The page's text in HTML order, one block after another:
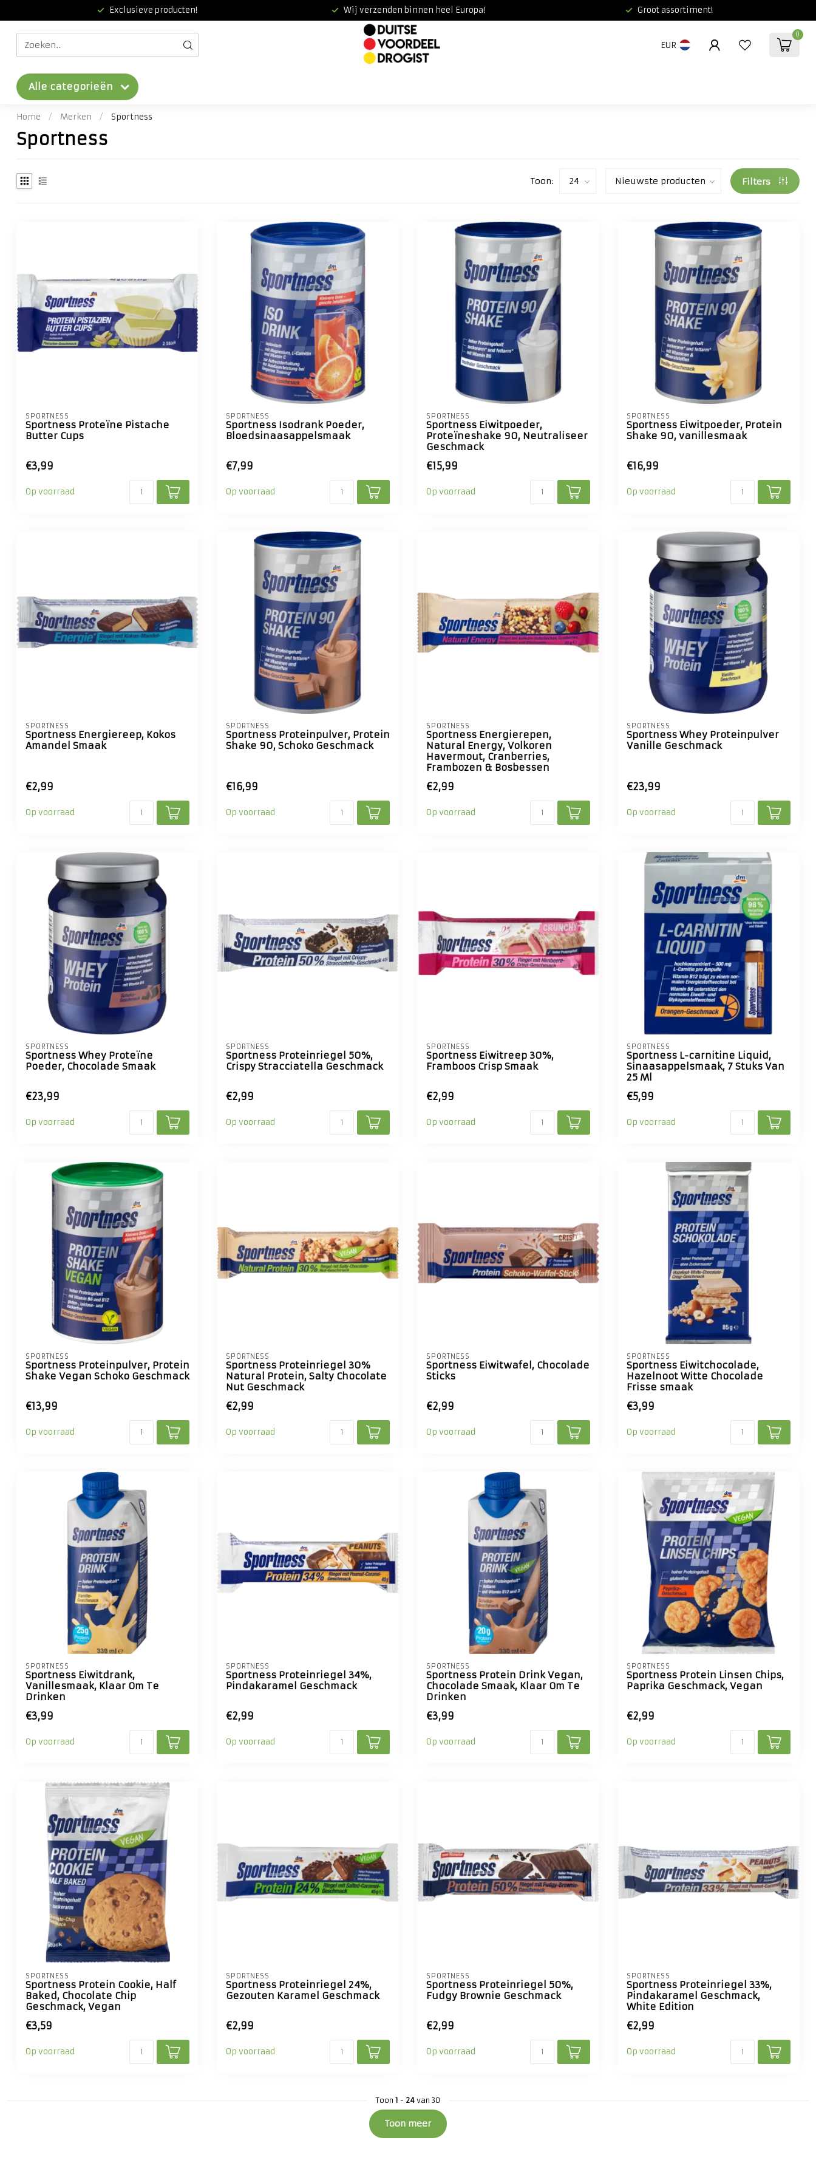
Exclusieve producten! Wij verzenden binnen heel Europa! Groot assortiment!
EUR
0
Alle categorieën
Home / Merken / Sportness
Sportness
Toon: Filters
SPORTNESS
Sportness Proteïne Pistache
Butter Cups
€3,99
Op voorraad
SPORTNESS
Sportness Isodrank Poeder,
Bloedsinaasappelsmaak
€7,99
Op voorraad
SPORTNESS
Sportness Eiwitpoeder,
Proteïneshake 90, Neutraliseer
Geschmack
€15,99
Op voorraad
SPORTNESS
Sportness Eiwitpoeder, Protein
Shake 90, vanillesmaak
€16,99
Op voorraad
SPORTNESS
Sportness Energiereep, Kokos
Amandel Smaak
€2,99
Op voorraad
SPORTNESS
Sportness Proteinpulver, Protein
Shake 90, Schoko Geschmack
€16,99
Op voorraad
SPORTNESS
Sportness Energierepen,
Natural Energy, Volkoren
Havermout, Cranberries,
Frambozen & Bosbessen
€2,99
Op voorraad
SPORTNESS
Sportness Whey Proteinpulver
Vanille Geschmack
€23,99
Op voorraad
SPORTNESS
Sportness Whey Proteïne
Poeder, Chocolade Smaak
€23,99
Op voorraad
SPORTNESS
Sportness Proteinriegel 50%,
Crispy Stracciatella Geschmack
€2,99
Op voorraad
SPORTNESS
Sportness Eiwitreep 30%,
Framboos Crisp Smaak
€2,99
Op voorraad
SPORTNESS
Sportness L-carnitine Liquid,
Sinaasappelsmaak, 7 Stuks Van
25 Ml
€5,99
Op voorraad
SPORTNESS
Sportness Proteinpulver, Protein
Shake Vegan Schoko Geschmack
€13,99
Op voorraad
SPORTNESS
Sportness Proteinriegel 30%
Natural Protein, Salty Chocolate
Nut Geschmack
€2,99
Op voorraad
SPORTNESS
Sportness Eiwitwafel, Chocolade
Sticks
€2,99
Op voorraad
SPORTNESS
Sportness Eiwitchocolade,
Hazelnoot Witte Chocolade
Frisse smaak
€3,99
Op voorraad
SPORTNESS
Sportness Eiwitdrank,
Vanillesmaak, Klaar Om Te
Drinken
€3,99
Op voorraad
SPORTNESS
Sportness Proteinriegel 34%,
Pindakaramel Geschmack
€2,99
Op voorraad
SPORTNESS
Sportness Protein Drink Vegan,
Chocolade Smaak, Klaar Om Te
Drinken
€3,99
Op voorraad
SPORTNESS
Sportness Protein Linsen Chips,
Paprika Geschmack, Vegan
€2,99
Op voorraad
SPORTNESS
Sportness Protein Cookie, Half
Baked, Chocolate Chip
Geschmack, Vegan
€3,59
Op voorraad
SPORTNESS
Sportness Proteinriegel 24%,
Gezouten Karamel Geschmack
€2,99
Op voorraad
SPORTNESS
Sportness Proteinriegel 50%,
Fudgy Brownie Geschmack
€2,99
Op voorraad
SPORTNESS
Sportness Proteinriegel 33%,
Pindakaramel Geschmack,
White Edition
€2,99
Op voorraad
Toon 1 - 24 van 30
Toon meer